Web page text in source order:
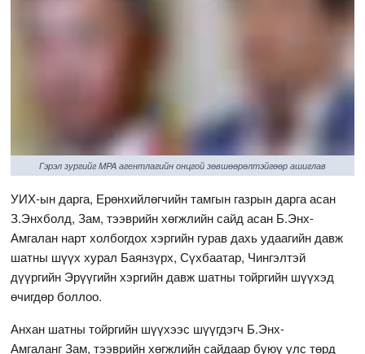
Гэрэл зургийг MPA агентлагийн онцгой зөвшөөрөлтэйгөөр ашиглав
УИХ-ын дарга, Ерөнхийлөгчийн тамгын газрын дарга асан
З.Энхболд, Зам, тээврийн хөгжлийн сайд асан Б.Энх-
Амгалан нарт холбогдох хэргийн гурав дахь удаагийн давж
шатны шүүх хурал Баянзүрх, Сүхбаатар, Чингэлтэй
дүүргийн Эрүүгийн хэргийн давж шатны тойргийн шүүхэд
өчигдөр боллоо.
Анхан шатны тойргийн шүүхээс шүүгдэгч Б.Энх-
Амгаланг Зам, тээврийн хөгжлийн сайдаар буюу улс төрд